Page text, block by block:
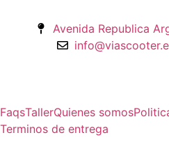
Avenida Republica
FaqsTallerQuienes somos
Terminos de entrega